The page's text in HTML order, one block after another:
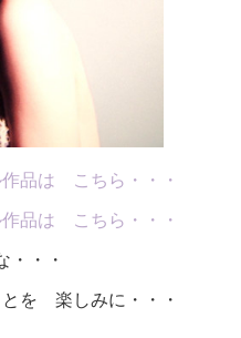
品は こちら・・・
品は こちら・・・
・・・
を 楽しみに・・・